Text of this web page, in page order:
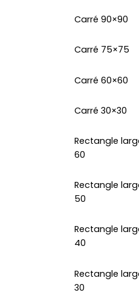
Carré 90×90
Carré 75×75
Carré 60×60
Carré 30×30
Rectangle
60
Rectangle
50
Rectangle
40
Rectangle
30